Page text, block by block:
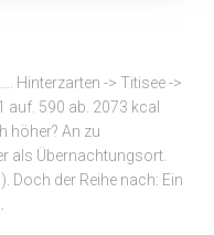
Hinterzarten -> Titisee ->
auf. 590 ab. 2073 kcal
höher? An zu
als Übernachtungsort.
Doch der Reihe nach: Ein